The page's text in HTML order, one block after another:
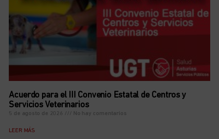
Acuerdo para el III Convenio Estatal de Centros y
Servicios Veterinarios
5 de agosto de 2026 No hay comentarios
LEER MÁS